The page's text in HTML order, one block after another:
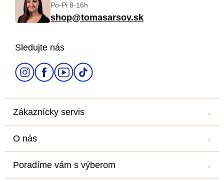
Po-Pi 8-16h
shop@tomasarsov.sk
Sledujte nás
Zákaznícky servis
Doprava a platba
Obchodné podmienky
O nás
Poradíme vám s výberom